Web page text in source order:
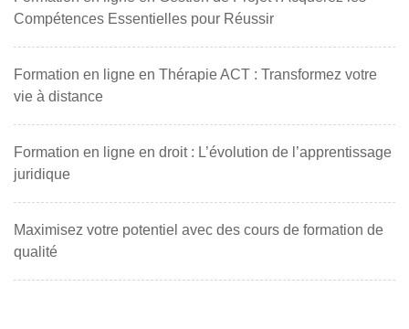
Compétences Essentielles pour Réussir
Formation en ligne en Thérapie ACT : Transformez votre
vie à distance
Formation en ligne en droit : L’évolution de l’apprentissage
juridique
Maximisez votre potentiel avec des cours de formation de
qualité